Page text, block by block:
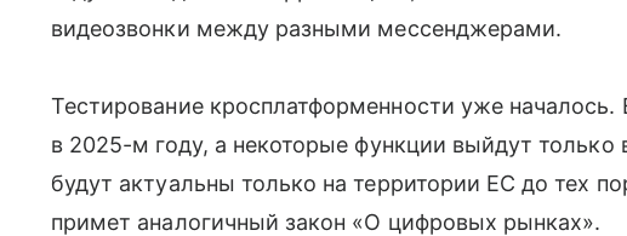
видеозвонки между разными мессенджерами.
Тестирование кросплатформенности уже началось.
в 2025-м году, а некоторые функции выйдут только
будут актуальны только на территории ЕС до тех
примет аналогичный закон «О цифровых рынках».